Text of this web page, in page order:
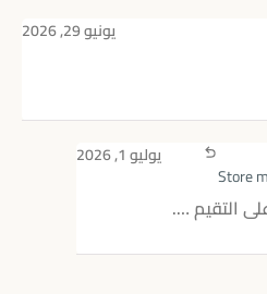
يونيو 29, 2026
Store
يوليو 1, 2026
التقيم ….